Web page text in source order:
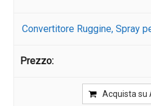
Convertitore Ruggine, Spray
Acquista su